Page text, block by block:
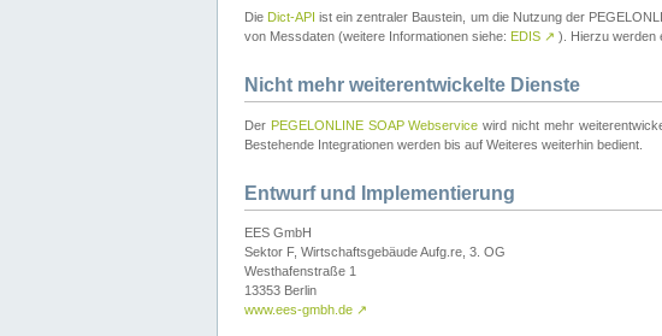
Die Dict-API ist ein zentraler Baustein, um die Nutzung der
von Messdaten (weitere Informationen siehe: EDIS ↗ ). Hierzu werden
Nicht mehr weiterentwickelte Dienste
Der PEGELONLINE SOAP Webservice wird nicht mehr
Bestehende Integrationen werden bis auf Weiteres weiterhin bedient.
Entwurf und Implementierung
EES GmbH
Sektor F, Wirtschaftsgebäude Aufg.re, 3. OG
Westhafenstraße 1
13353 Berlin
www.ees-gmbh.de ↗